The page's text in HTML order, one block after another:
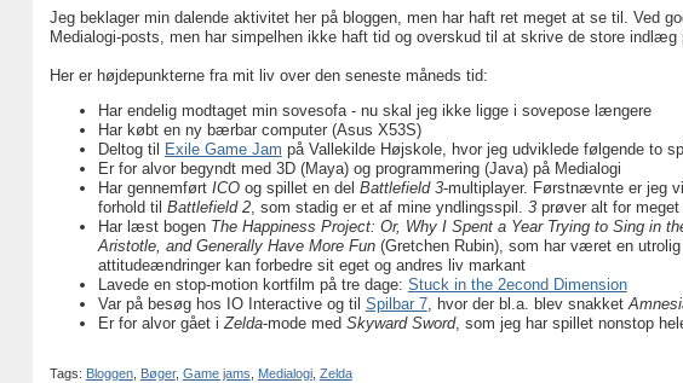
Jeg beklager min dalende aktivitet her på bloggen, men har haft ret meget at se til. Ved
Medialogi-posts, men har simpelhen ikke haft tid og overskud til at skrive de store indlæg
Her er højdepunkterne fra mit liv over den seneste måneds tid:
Har endelig modtaget min sovesofa - nu skal jeg ikke ligge i sovepose længere
Har købt en ny bærbar computer (Asus X53S)
Deltog til
Exile Game Jam på Vallekilde Højskole, hvor jeg udviklede følgende to
Er for alvor begyndt med 3D (Maya) og programmering (Java) på Medialogi
Har gennemført ICOog spillet en del Battlefield 3-multiplayer. Førstnævnte er jeg
forhold til Battlefield 2, som stadig er et af mine yndlingsspil. 3prøver alt for
Har læst bogen The Happiness Project: Or, Why I Spent a Year Trying to Sing in
Aristotle, and Generally Have More Fun(Gretchen Rubin), som har været en
attitudeændringer kan forbedre sit eget og andres liv markant
Lavede en stop-motion kortfilm på tre dage: Stuck in the 2econd Dimension
Var på besøg hos IO Interactive og til Spilbar 7, hvor der bl.a. blev snakket
Er for alvor gået iZelda-mode med Skyward Sword, som jeg har spillet nonstop
Tags: Bloggen, Bøger, Game jams, Medialogi, Zelda